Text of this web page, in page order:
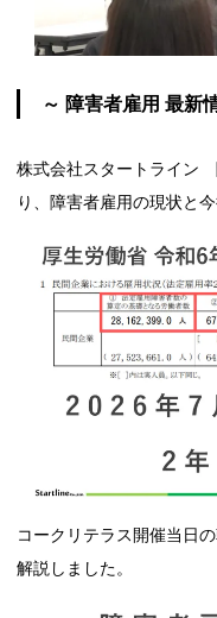
～ 障害者雇用 最新
株式会社スタートライン
り、障害者雇用の現状と
コークリテラス開催当日
解説しました。